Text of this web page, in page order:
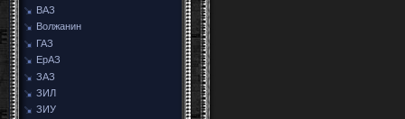
ВАЗ
Волжанин
ГАЗ
ЕрАЗ
ЗАЗ
ЗИЛ
ЗИУ